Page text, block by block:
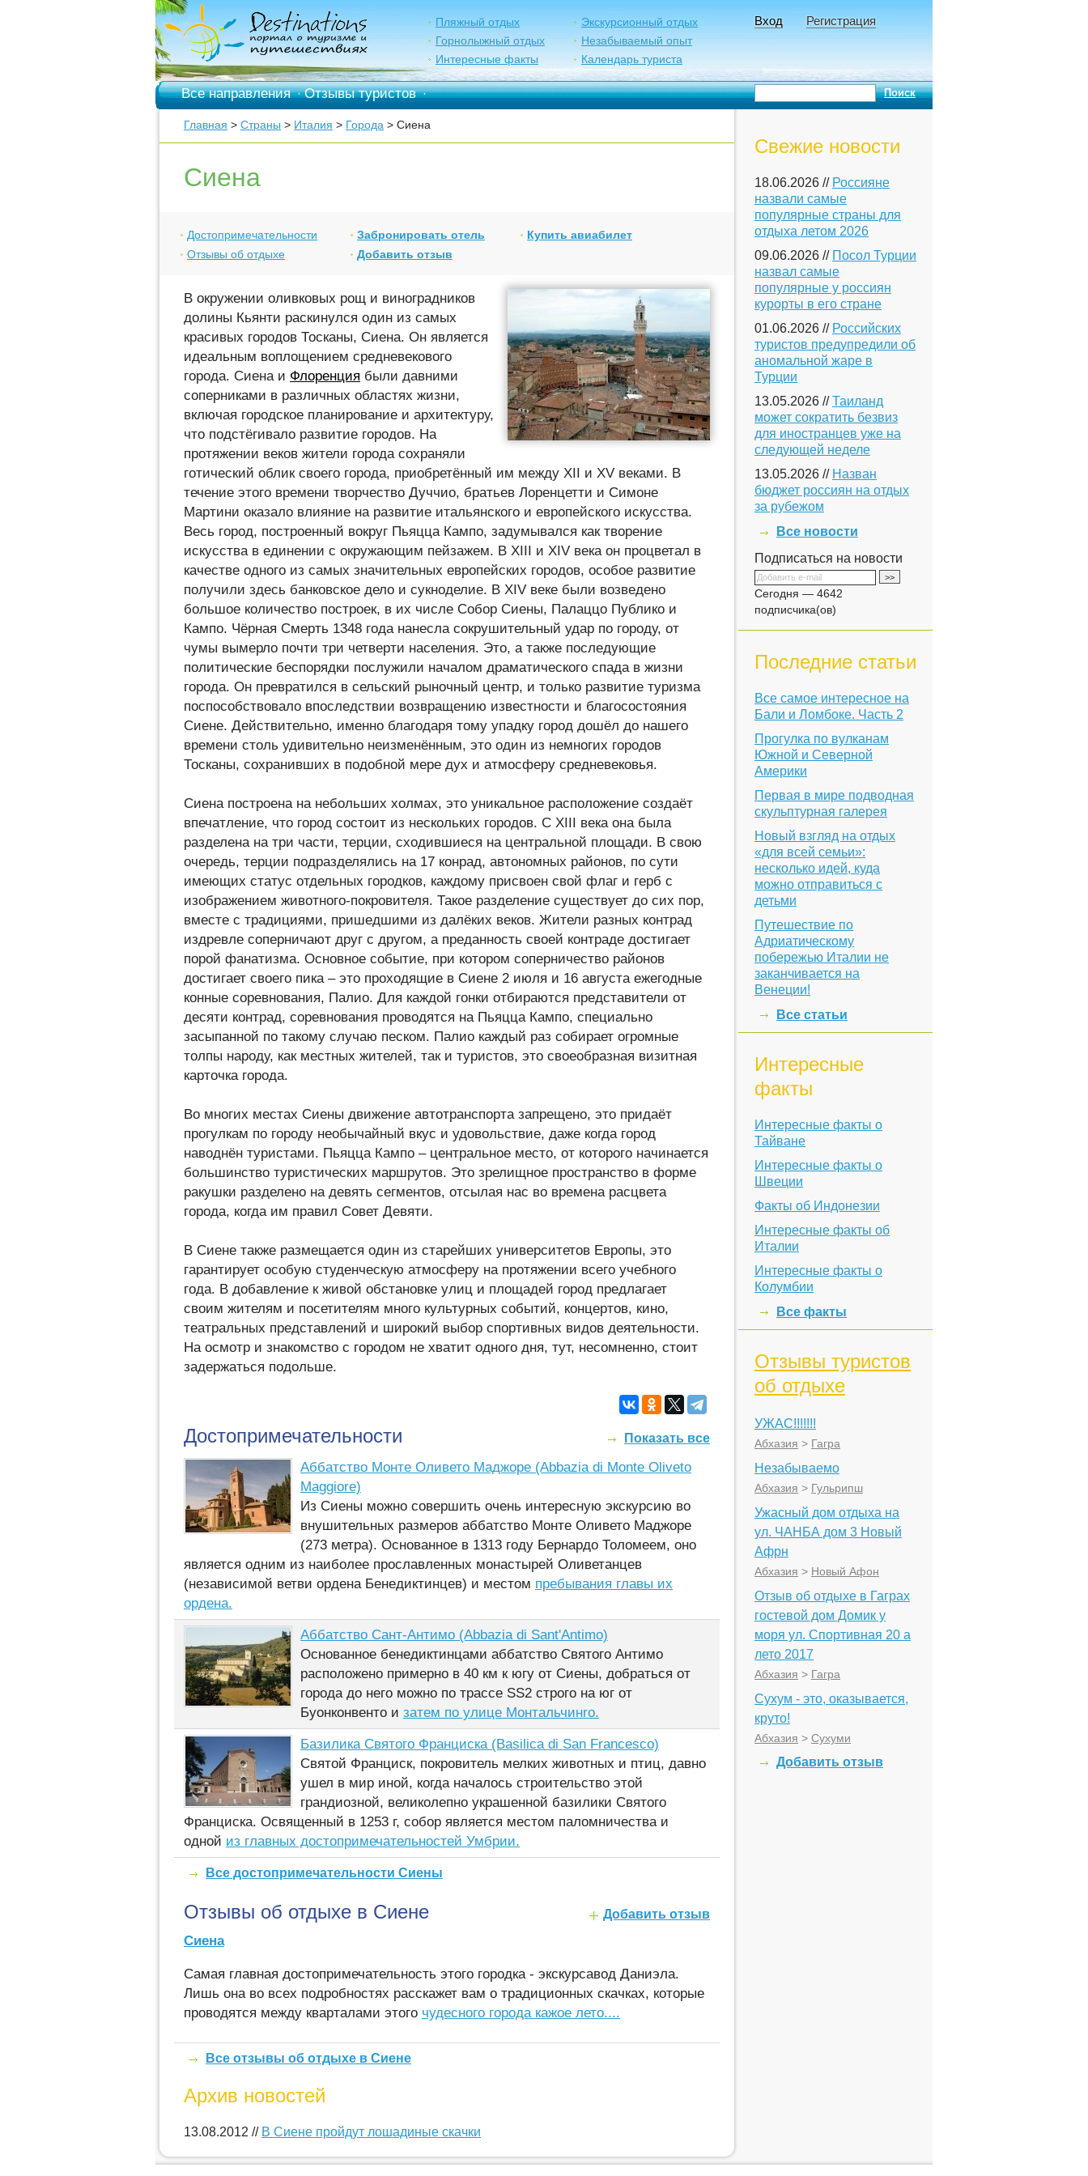
Пляжный отдых
Экскурсионный отдых
Горнолыжный отдых
Незабываемый опыт
Интересные факты
Календарь туриста
Вход Регистрация
Все направления·Отзывы туристов·
Главная > Страны > Италия > Города > Сиена
Сиена
Достопримечательности Забронировать отель
Купить авиабилет
Отзывы об отдыхе
Добавить отзыв
В окружении оливковых рощ и виноградников
долины Кьянти раскинулся один из самых
красивых городов Тосканы, Сиена. Он является
идеальным воплощением средневекового
города. Сиена и Флоренция были давними
соперниками в различных областях жизни,
включая городское планирование и архитектуру,
что подстёгивало развитие городов. На
протяжении веков жители города сохраняли
готический облик своего города, приобретённый им между XII и XV веками. В
течение этого времени творчество Дуччио, братьев Лоренцетти и Симоне
Мартини оказало влияние на развитие итальянского и европейского искусства.
Весь город, построенный вокруг Пьяцца Кампо, задумывался как творение
искусства в единении с окружающим пейзажем. В XIII и XIV века он процветал в
качестве одного из самых значительных европейских городов, особое развитие
получили здесь банковское дело и сукноделие. В XIV веке были возведено
большое количество построек, в их числе Собор Сиены, Палаццо Публико и
Кампо. Чёрная Смерть 1348 года нанесла сокрушительный удар по городу, от
чумы вымерло почти три четверти населения. Это, а также последующие
политические беспорядки послужили началом драматического спада в жизни
города. Он превратился в сельский рыночный центр, и только развитие туризма
поспособствовало впоследствии возвращению известности и благосостояния
Сиене. Действительно, именно благодаря тому упадку город дошёл до нашего
времени столь удивительно неизменённым, это один из немногих городов
Тосканы, сохранивших в подобной мере дух и атмосферу средневековья.
Сиена построена на небольших холмах, это уникальное расположение создаёт
впечатление, что город состоит из нескольких городов. С XIII века она была
разделена на три части, терции, сходившиеся на центральной площади. В свою
очередь, терции подразделялись на 17 конрад, автономных районов, по сути
имеющих статус отдельных городков, каждому присвоен свой флаг и герб с
изображением животного-покровителя. Такое разделение существует до сих пор,
вместе с традициями, пришедшими из далёких веков. Жители разных контрад
издревле соперничают друг с другом, а преданность своей контраде достигает
порой фанатизма. Основное событие, при котором соперничество районов
достигает своего пика – это проходящие в Сиене 2 июля и 16 августа ежегодные
конные соревнования, Палио. Для каждой гонки отбираются представители от
десяти контрад, соревнования проводятся на Пьяцца Кампо, специально
засыпанной по такому случаю песком. Палио каждый раз собирает огромные
толпы народу, как местных жителей, так и туристов, это своеобразная визитная
карточка города.
Во многих местах Сиены движение автотранспорта запрещено, это придаёт
прогулкам по городу необычайный вкус и удовольствие, даже когда город
наводнён туристами. Пьяцца Кампо – центральное место, от которого начинается
большинство туристических маршрутов. Это зрелищное пространство в форме
ракушки разделено на девять сегментов, отсылая нас во времена расцвета
города, когда им правил Совет Девяти.
В Сиене также размещается один из старейших университетов Европы, это
гарантирует особую студенческую атмосферу на протяжении всего учебного
года. В добавление к живой обстановке улиц и площадей город предлагает
своим жителям и посетителям много культурных событий, концертов, кино,
театральных представлений и широкий выбор спортивных видов деятельности.
На осмотр и знакомство с городом не хватит одного дня, тут, несомненно, стоит
задержаться подольше.
Показать все
Достопримечательности
Аббатство Монте Оливето Маджоре (Abbazia di Monte Oliveto
Maggiore)
Из Сиены можно совершить очень интересную экскурсию во
внушительных размеров аббатство Монте Оливето Маджоре
(273 метра). Основанное в 1313 году Бернардо Толомеем, оно
является одним из наиболее прославленных монастырей Оливетанцев
(независимой ветви ордена Бенедиктинцев) и местом пребывания главы их
ордена.
Аббатство Сант-Антимо (Abbazia di Sant'Antimo)
Основанное бенедиктинцами аббатство Святого Антимо
расположено примерно в 40 км к югу от Сиены, добраться от
города до него можно по трассе SS2 строго на юг от
Буонконвенто и затем по улице Монтальчинrо.
Базилика Святого Франциска (Basilica di San Francesco)
Святой Франциск, покровитель мелких животных и птиц, давно
ушел в мир иной, когда началось строительство этой
грандиозной, великолепно украшенной базилики Святого
Франциска. Освященный в 1253 г, собор является местом паломничества и
одной из главных достопримечательностей Умбрии.
Все достопримечательности Сиены
Добавить отзыв
Отзывы об отдыхе в Сиене
Сиена
Самая главная достопримечательность этого городка - экскурсавод Даниэла.
Лишь она во всех подробностях расскажет вам о традиционных скачках, которые
проводятся между кварталами этого чудесного города кажое лето....
Все отзывы об отдыхе в Сиене
Архив новостей
13.08.2012 // В Сиене пройдут лошадиные скачки
Свежие новости
18.06.2026 // Россияне
назвали самые
популярные страны для
отдыха летом 2026
09.06.2026 // Посол Турции
назвал самые
популярные у россиян
курорты в его стране
01.06.2026 // Российских
туристов предупредили об
аномальной жаре в
Турции
13.05.2026 //Таиланд
может сократить безвиз
для иностранцев уже на
следующей неделе
13.05.2026 // Назван
бюджет россиян на отдых
за рубежом
Все новости
Подписаться на новости
Сегодня — 4642
подписчика(ов)
Последние статьи
Все самое интересное на
Бали и Ломбоке. Часть 2
Прогулка по вулканам
Южной и Северной
Америки
Первая в мире подводная
скульптурная галерея
Новый взгляд на отдых
«для всей семьи»:
несколько идей, куда
можно отправиться с
детьми
Путешествие по
Адриатическому
побережью Италии не
заканчивается на
Венеции!
Все статьи
Интересные
факты
Интересные факты о
Тайване
Интересные факты о
Швеции
Факты об Индонезии
Интересные факты об
Италии
Интересные факты о
Колумбии
Все факты
Отзывы туристов
об отдыхе
УЖАС!!!!!!!
Абхазия > Гагра
Незабываемо
Абхазия > Гульрипш
Ужасный дом отдыха на
ул. ЧАНБА дом 3 Новый
Афрн
Абхазия > Новый Афон
Отзыв об отдыхе в Гаграх
гостевой дом Домик у
моря ул. Спортивная 20 а
лето 2017
Абхазия > Гагра
Сухум - это, оказывается,
круто!
Абхазия > Сухуми
Добавить отзыв